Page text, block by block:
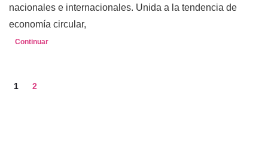
nacionales e internacionales. Unida a la tendencia de
economía circular,
Continuar
1 2